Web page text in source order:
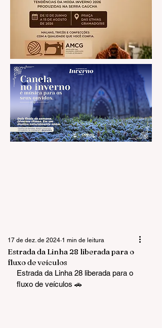
Estrada da Linha 28 liberada para o
fluxo de veículos
17 de dez. de 2024 1 min de leitura
Estrada da Linha 28 liberada para o
fluxo de veículos 🚗